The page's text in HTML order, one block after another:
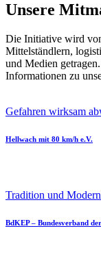
Unsere
Die Initiative wird
Mittelständlern,
und Medien
Informationen zu
Gefahren wirksam
Hellwach mit 80 km/h e.V.
Tradition und
BdKEP – Bundesverband